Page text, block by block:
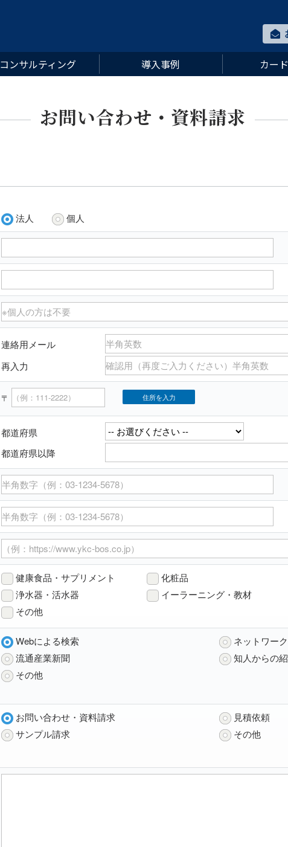
コンサルティング 導入事例 カー
お問い合わせ・資料請求
法人 個人
連絡用メール
再入力
〒
都道府県
都道府県以降
健康食品・サプリメント 化粧品
浄水器・活水器
イーラーニング・教材
その他
Webによる検索
ネットワー
流通産業新聞
知人からの
その他
お問い合わせ・資料請求
見積依頼
サンプル請求
その他